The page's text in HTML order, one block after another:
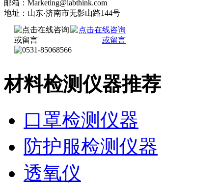
邮箱：Marketing@labthink.com
地址：山东·济南市无影山路144号
材料检测仪器推荐
口罩检测仪器
防护服检测仪器
透氧仪